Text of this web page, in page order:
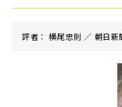
評者： 横尾忠則 ／ 朝⽇